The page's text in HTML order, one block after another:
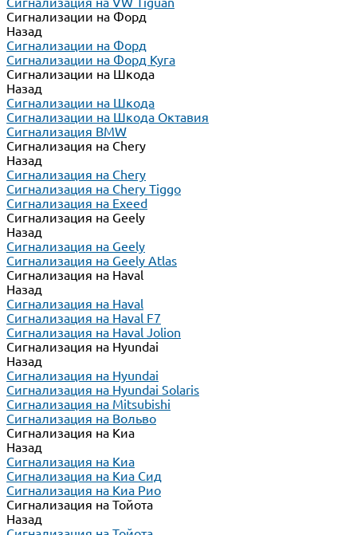
Сигнализации на Форд
Назад
Сигнализации на Форд
Сигнализации на Форд Куга
Сигнализации на Шкода
Назад
Сигнализации на Шкода
Сигнализации на Шкода Октавия
Сигнализация BMW
Сигнализация на Chery
Назад
Сигнализация на Chery
Сигнализация на Chery Tiggo
Сигнализация на Exeed
Сигнализация на Geely
Назад
Сигнализация на Geely
Сигнализация на Geely Atlas
Сигнализация на Haval
Назад
Сигнализация на Haval
Сигнализация на Haval F7
Сигнализация на Haval Jolion
Сигнализация на Hyundai
Назад
Сигнализация на Hyundai
Сигнализация на Hyundai Solaris
Сигнализация на Mitsubishi
Сигнализация на Вольво
Сигнализация на Киа
Назад
Сигнализация на Киа
Сигнализация на Киа Cид
Сигнализация на Киа Рио
Сигнализация на Тойота
Назад